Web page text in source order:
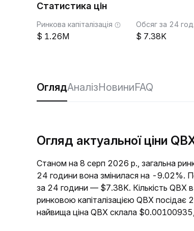
Статистика цін
Ринкова капіталізація
1.26M
Обсяг за 24 год.
7.38K
ОглядАналізНовиниFAQ
Огляд актуальної ціни
Станом на 8 серп 2026 р., загальна
24 години вона змінилася на -9.02%.
за 24 години — $7.38K. Кількість QBX
ринковою капіталізацією QBX
найвища ціна QBX склала